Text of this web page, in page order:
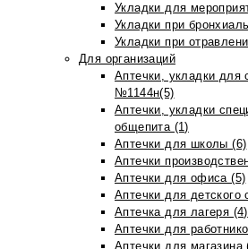
Укладки для
Укладки при
Укладки при
Для организаций
Аптечки, укладки для
№1144н(5)
Аптечки, укладки
общепита (1)
Аптечки для школы (6)
Аптечки
Аптечки для офиса (5)
Аптечки для детского
Аптечка для лагеря (4)
Аптечки для
Аптечки для магазина